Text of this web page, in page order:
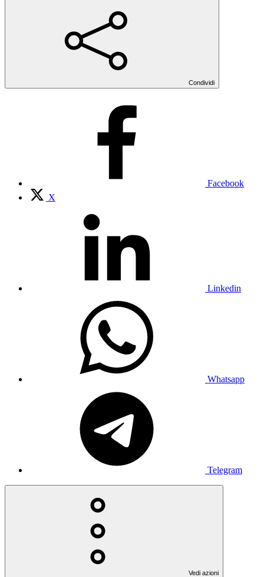
Condividi
Facebook
X
Linkedin
Whatsapp
Telegram
Vedi azioni